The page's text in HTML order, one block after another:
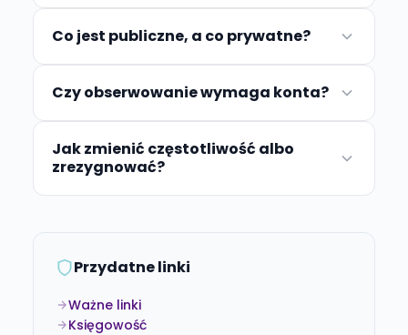
Co jest publiczne, a co prywatne?
Czy obserwowanie wymaga konta?
Jak zmienić częstotliwość albo
zrezygnować?
Przydatne linki
Ważne linki
Księgowość